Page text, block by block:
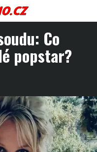
Co
popstar?